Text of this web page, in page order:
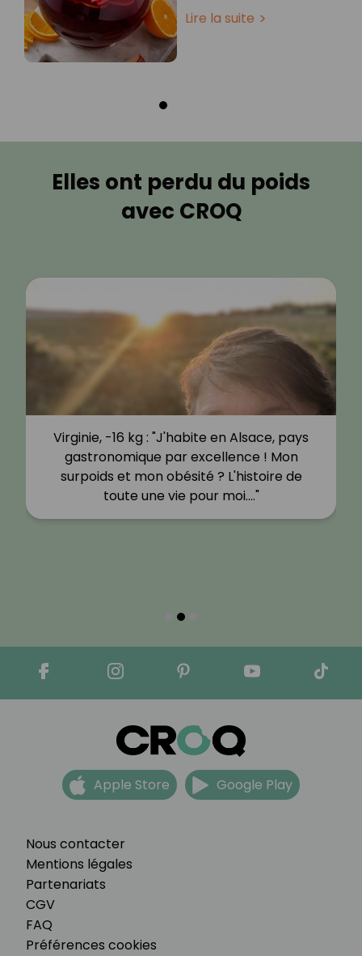
Lire la suite
Elles ont perdu du poids
avec CROQ
Virginie, -16 kg : "J'habite en Alsace, pays
gastronomique par excellence ! Mon
surpoids et mon obésité ? L'histoire de
toute une vie pour moi.…"
Nous contacter
Mentions légales
Partenariats
CGV
FAQ
Préférences cookies
Apple Store Google Play